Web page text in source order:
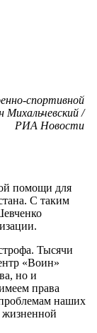
спортивной
/
РИА Новости
помощи для
С таким
Тысячи
«Воин»
но и
права
наших
жизненной